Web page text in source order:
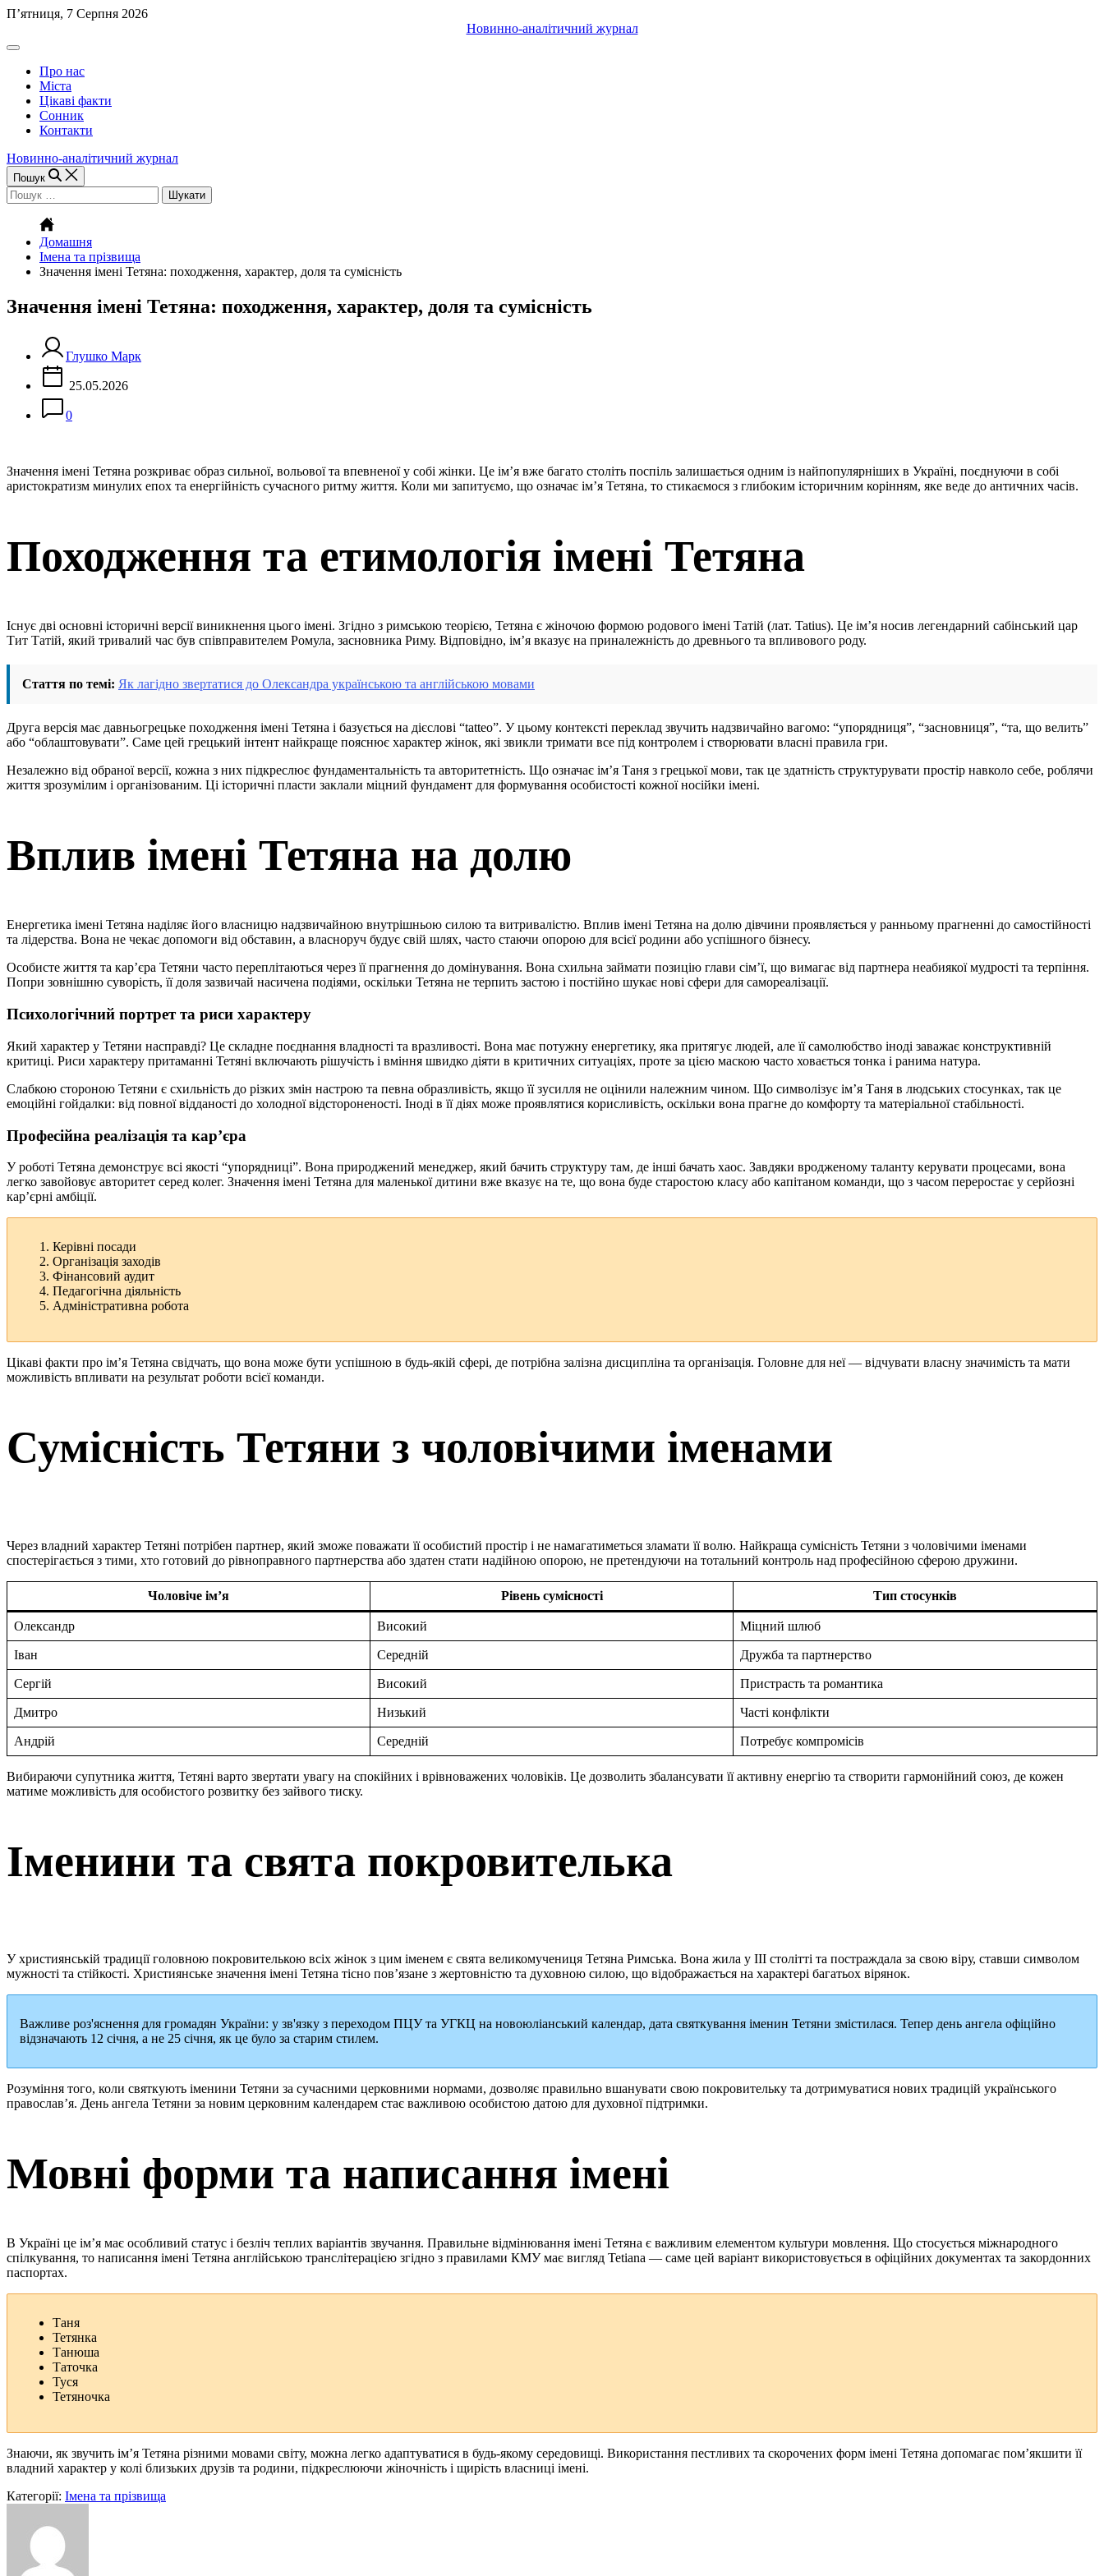
Перейти
вмісту
П’ятниця, 7 Серпня 2026
Новинно-аналітичний журнал
Off
Canvas
(поза
полотном)
Про нас
Міста
Цікаві факти
Сонник
Контакти
Новинно-аналітичний журнал
Пошук
Пошук:
Домашня
Імена та прізвища
Значення імені Тетяна: походження, характер, доля та сумісність
Значення імені Тетяна: походження, характер, доля та сумісність
Глушко Марк
25.05.2026
0
Значення імені Тетяна розкриває образ сильної, вольової та впевненої у собі жінки. Це ім’я вже багато століть поспіль залишається одним із найпопулярніших в Україні, поєднуючи в собі
аристократизм минулих епох та енергійність сучасного ритму життя. Коли ми запитуємо, що означає ім’я Тетяна, то стикаємося з глибоким історичним корінням, яке веде до античних часів.
Походження та етимологія імені Тетяна
Існує дві основні історичні версії виникнення цього імені. Згідно з римською теорією, Тетяна є жіночою формою родового імені Татій (лат. Tatius). Це ім’я носив легендарний сабінський цар
Тит Татій, який тривалий час був співправителем Ромула, засновника Риму. Відповідно, ім’я вказує на приналежність до древнього та впливового роду.
Стаття по темі: Як лагідно звертатися до Олександра українською та англійською мовами
Друга версія має давньогрецьке походження імені Тетяна і базується на дієслові “tatteo”. У цьому контексті переклад звучить надзвичайно вагомо: “упорядниця”, “засновниця”, “та, що велить”
або “облаштовувати”. Саме цей грецький інтент найкраще пояснює характер жінок, які звикли тримати все під контролем і створювати власні правила гри.
Незалежно від обраної версії, кожна з них підкреслює фундаментальність та авторитетність. Що означає ім’я Таня з грецької мови, так це здатність структурувати простір навколо себе, роблячи
життя зрозумілим і організованим. Ці історичні пласти заклали міцний фундамент для формування особистості кожної носійки імені.
Вплив імені Тетяна на долю
Енергетика імені Тетяна наділяє його власницю надзвичайною внутрішньою силою та витривалістю. Вплив імені Тетяна на долю дівчини проявляється у ранньому прагненні до самостійності
та лідерства. Вона не чекає допомоги від обставин, а власноруч будує свій шлях, часто стаючи опорою для всієї родини або успішного бізнесу.
Особисте життя та кар’єра Тетяни часто переплітаються через її прагнення до домінування. Вона схильна займати позицію глави сім’ї, що вимагає від партнера неабиякої мудрості та терпіння.
Попри зовнішню суворість, її доля зазвичай насичена подіями, оскільки Тетяна не терпить застою і постійно шукає нові сфери для самореалізації.
Психологічний портрет та риси характеру
Який характер у Тетяни насправді? Це складне поєднання владності та вразливості. Вона має потужну енергетику, яка притягує людей, але її самолюбство іноді заважає конструктивній
критиці. Риси характеру притаманні Тетяні включають рішучість і вміння швидко діяти в критичних ситуаціях, проте за цією маскою часто ховається тонка і ранима натура.
Слабкою стороною Тетяни є схильність до різких змін настрою та певна образливість, якщо її зусилля не оцінили належним чином. Що символізує ім’я Таня в людських стосунках, так це
емоційні гойдалки: від повної відданості до холодної відстороненості. Іноді в її діях може проявлятися корисливість, оскільки вона прагне до комфорту та матеріальної стабільності.
Професійна реалізація та кар’єра
У роботі Тетяна демонструє всі якості “упорядниці”. Вона природжений менеджер, який бачить структуру там, де інші бачать хаос. Завдяки вродженому таланту керувати процесами, вона
легко завойовує авторитет серед колег. Значення імені Тетяна для маленької дитини вже вказує на те, що вона буде старостою класу або капітаном команди, що з часом переростає у серйозні
кар’єрні амбіції.
Керівні посади
Організація заходів
Фінансовий аудит
Педагогічна діяльність
Адміністративна робота
Цікаві факти про ім’я Тетяна свідчать, що вона може бути успішною в будь-якій сфері, де потрібна залізна дисципліна та організація. Головне для неї — відчувати власну значимість та мати
можливість впливати на результат роботи всієї команди.
Сумісність Тетяни з чоловічими іменами
Через владний характер Тетяні потрібен партнер, який зможе поважати її особистий простір і не намагатиметься зламати її волю. Найкраща сумісність Тетяни з чоловічими іменами
спостерігається з тими, хто готовий до рівноправного партнерства або здатен стати надійною опорою, не претендуючи на тотальний контроль над професійною сферою дружини.
Чоловіче ім’я Рівень сумісності Тип стосунків
Олександр Високий Міцний шлюб
Іван Середній Дружба та партнерство
Сергій Високий Пристрасть та романтика
Дмитро Низький Часті конфлікти
Андрій Середній Потребує компромісів
Вибираючи супутника життя, Тетяні варто звертати увагу на спокійних і врівноважених чоловіків. Це дозволить збалансувати її активну енергію та створити гармонійний союз, де кожен
матиме можливість для особистого розвитку без зайвого тиску.
Іменини та свята покровителька
У християнській традиції головною покровителькою всіх жінок з цим іменем є свята великомучениця Тетяна Римська. Вона жила у III столітті та постраждала за свою віру, ставши символом
мужності та стійкості. Християнське значення імені Тетяна тісно пов’язане з жертовністю та духовною силою, що відображається на характері багатьох вірянок.
Важливе роз'яснення для громадян України: у зв'язку з переходом ПЦУ та УГКЦ на новоюліанський календар, дата святкування іменин Тетяни змістилася. Тепер день ангела офіційно
відзначають 12 січня, а не 25 січня, як це було за старим стилем.
Розуміння того, коли святкують іменини Тетяни за сучасними церковними нормами, дозволяє правильно вшанувати свою покровительку та дотримуватися нових традицій українського
православ’я. День ангела Тетяни за новим церковним календарем стає важливою особистою датою для духовної підтримки.
Мовні форми та написання імені
В Україні це ім’я має особливий статус і безліч теплих варіантів звучання. Правильне відмінювання імені Тетяна є важливим елементом культури мовлення. Що стосується міжнародного
спілкування, то написання імені Тетяна англійською транслітерацією згідно з правилами КМУ має вигляд Tetiana — саме цей варіант використовується в офіційних документах та закордонних
паспортах.
Таня
Тетянка
Танюша
Таточка
Туся
Тетяночка
Знаючи, як звучить ім’я Тетяна різними мовами світу, можна легко адаптуватися в будь-якому середовищі. Використання пестливих та скорочених форм імені Тетяна допомагає пом’якшити її
владний характер у колі близьких друзів та родини, підкреслюючи жіночність і щирість власниці імені.
Категорії: Імена та прізвища